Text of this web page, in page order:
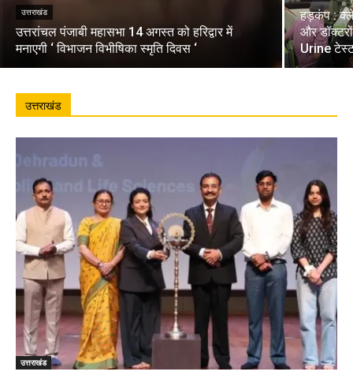
उत्तराखंड
उत्तरांचल पंजाबी महासभा 14 अगस्त को हरिद्वार में
मनाएगी ‘ विभाजन विभीषिका स्मृति दिवस ‘
हड़कंप :
और
Urine
उत्तराखंड
उत्तराखंड